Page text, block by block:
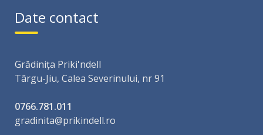
Date contact
Grădinița Priki'ndell
Târgu-Jiu, Calea Severinului, nr 91
0766.781.011
gradinita@prikindell.ro